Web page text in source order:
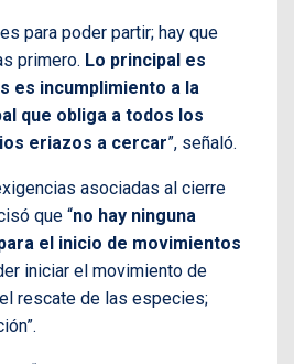
para poder partir; hay que
primero. Lo principal es
es incumplimiento a la
que obliga a todos los
eriazos a cercar”, señaló.
asociadas al cierre
que “no hay ninguna
el inicio de movimientos
iniciar el movimiento de
rescate de las especies;